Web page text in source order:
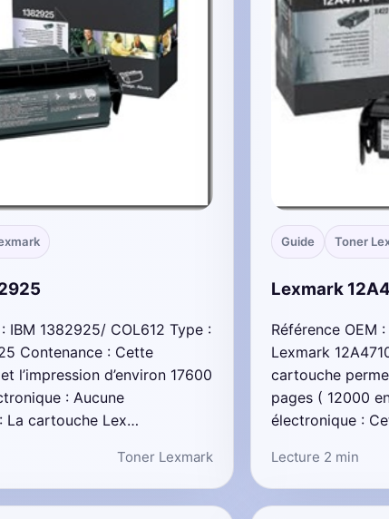
IBM 1382925/ COL612 Type :
Contenance : Cette
l’impression d’environ 17600
: Aucune
La cartouche Lex…
Toner Lexmark
Guide Toner
Lexmark
Référence OEM
Lexmark
cartouche
pages ( 12000
électronique :
Lecture 2 min